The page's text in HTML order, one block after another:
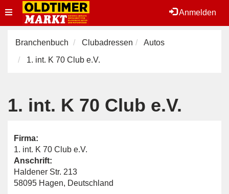
Anmelden
Toggle
navigation
Branchenbuch Clubadressen
Autos
1. int. K 70 Club e.V.
1. int. K 70 Club e.V.
Firma:
1. int. K 70 Club e.V.
Anschrift:
Haldener Str. 213
58095 Hagen, Deutschland